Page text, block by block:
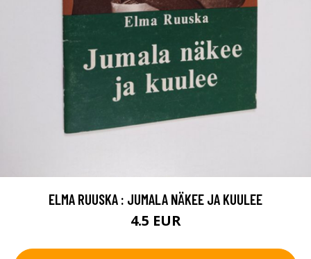
ELMA RUUSKA : JUMALA NÄKEE JA KUULEE
4.5 EUR